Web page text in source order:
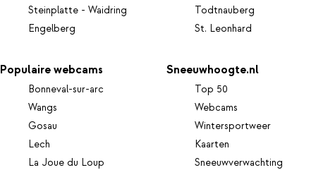
Steinplatte - Waidring
Engelberg
Todtnauberg
St. Leonhard
Populaire webcams
Bonneval-sur-arc
Wangs
Gosau
Lech
La Joue du Loup
Sneeuwhoogte.nl
Top 50
Webcams
Wintersportweer
Kaarten
Sneeuwverwachting